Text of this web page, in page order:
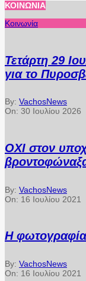
ΚΟΙΝΩΝΊΑ
Κοινωνία
Τετάρτη 29
για το
By: VachosNews
On: 30 Ιουλίου 2026
ΟΧΙ στον
By: VachosNews
On: 16 Ιουλίου 2021
Η
By: VachosNews
On: 16 Ιουλίου 2021